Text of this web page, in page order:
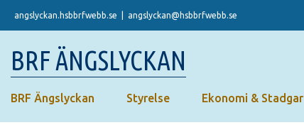
content
angslyckan.hsbbrfwebb.se angslyckan@hsbbrfwebb.se
BRF ÄNGSLYCKAN
BRF Ängslyckan Styrelse Ekonomi & Stadgar